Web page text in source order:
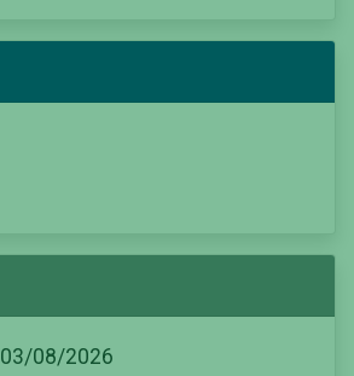
03/08/2026